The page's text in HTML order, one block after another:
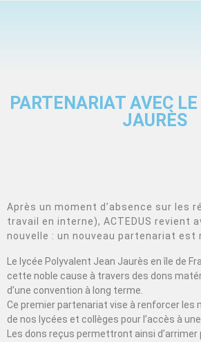
PARTENARIAT AVEC
JAURÈS
Après un moment d’absence sur les
travail en interne), ACTEDUS revient
nouvelle : un nouveau partenariat est
Le lycée Polyvalent Jean Jaurès en île de
cette noble cause à travers des dons
d’une convention à long terme.
Ce premier partenariat vise à renforcer les
de nos lycées et collèges pour l’accès à
Les dons reçus permettront ainsi